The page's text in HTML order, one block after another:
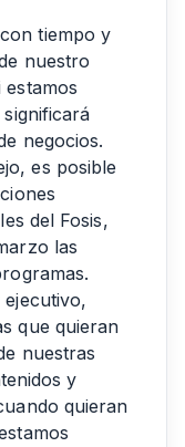
tiempo y
nuestro
negocios.
es posible
del Fosis,
las
que quieran
nuestras
y
quieran